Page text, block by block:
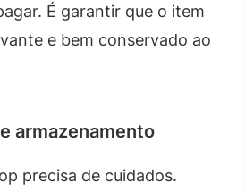
É garantir que o item
e bem conservado ao
armazenamento
precisa de cuidados.